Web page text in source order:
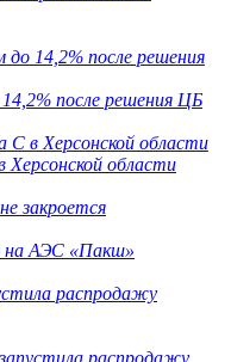
после решения ЦБ
области
закроется
на АЭС «Пакш»
распродажу